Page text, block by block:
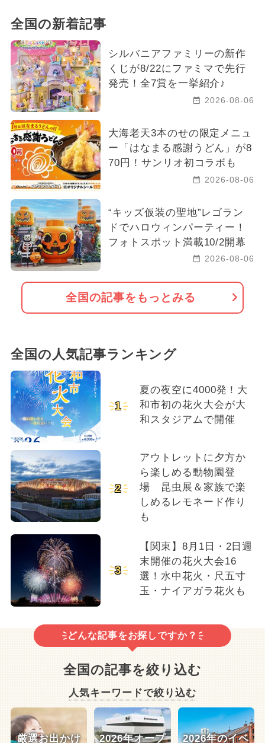
全国の新着記事
シルバニアファミリーの新作
くじが8/22にファミマで先行
発売！全7賞を一挙紹介♪
2026-08-06
大海老天3本のせの限定メニュ
ー「はなまる感謝うどん」が8
70円！サンリオ初コラボも
2026-08-06
“キッズ仮装の聖地”レゴラン
ドでハロウィンパーティー！
フォトスポット満載10/2開幕
2026-08-06
全国の記事をもっとみる
全国の人気記事ランキング
1
夏の夜空に4000発！大
和市初の花火大会が大
和スタジアムで開催
2
アウトレットに夕方か
ら楽しめる動物園登
場 昆虫展＆家族で楽
しめるレモネード作り
も
3
【関東】8月1日・2日週
末開催の花火大会16
選！水中花火・尺五寸
玉・ナイアガラ花火も
どんな記事をお探しですか？
全国の記事を絞り込む
人気キーワードで絞り込む
厳選お出かけ 2026年オープ 2026年のイベ